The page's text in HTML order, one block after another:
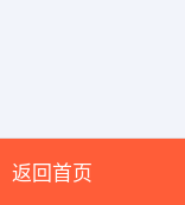
返回首页